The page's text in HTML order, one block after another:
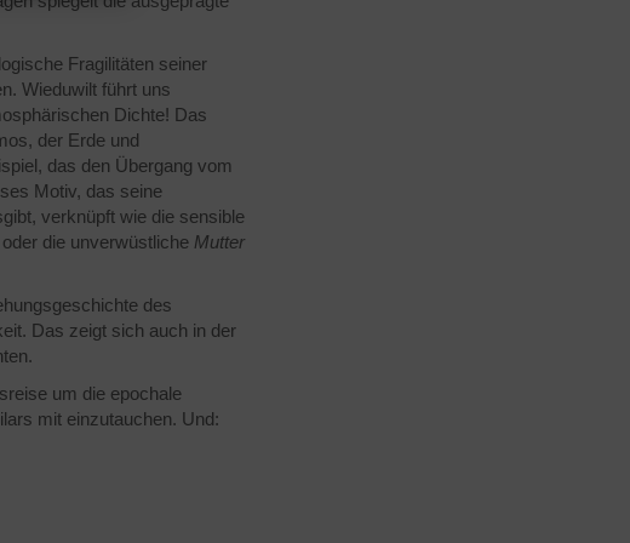
Fragilitäten seiner
Wieduwilt führt uns
Dichte! Das
der Erde und
das den Übergang vom
Motiv, das seine
verknüpft wie die sensible
die unverwüstliche Mutter
des
Das zeigt sich auch in der
um die epochale
mit einzutauchen. Und: